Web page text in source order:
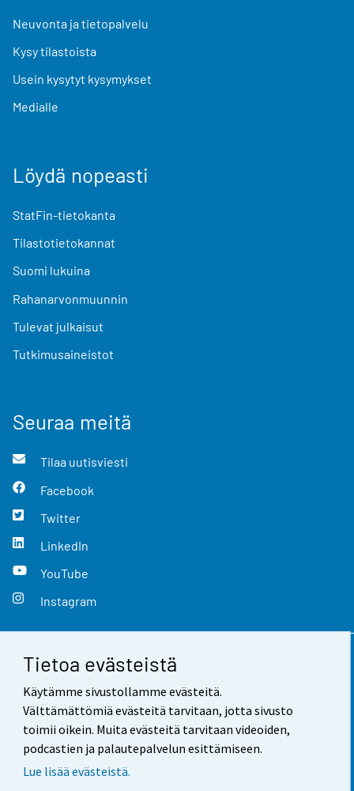
Tietoa evästeistä
Käytämme sivustollamme evästeitä.
Välttämättömiä evästeitä tarvitaan, jotta sivusto
toimii oikein. Muita evästeitä tarvitaan videoiden,
podcastien ja palautepalvelun esittämiseen.
Lue lisää evästeistä.
Neuvonta ja tietopalvelu
Kysy tilastoista
Usein kysytyt kysymykset
Medialle
Löydä nopeasti
StatFin-tietokanta
Tilastotietokannat
Suomi lukuina
Rahanarvonmuunnin
Tulevat julkaisut
Tutkimusaineistot
Seuraa meitä
Tilaa uutisviesti
Facebook
Twitter
LinkedIn
YouTube
Instagram
Yhteystiedot
Palaute
Käyttöehdot